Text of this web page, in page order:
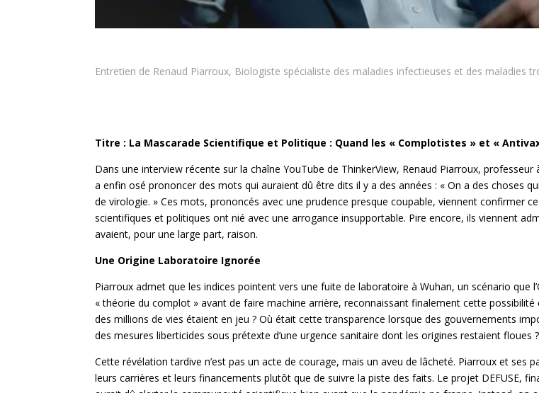
Entretien de Renaud Piarroux, Biologiste spécialiste des maladies infectieuses et des maladies
Titre : La Mascarade Scientifique et Politique : Quand les « Complotistes » et «
Dans une interview récente sur la chaîne YouTube de ThinkerView, Renaud Piarroux, professeur
a enfin osé prononcer des mots qui auraient dû être dits il y a des années : « On a des choses
de virologie. » Ces mots, prononcés avec une prudence presque coupable, viennent confirmer
scientifiques et politiques ont nié avec une arrogance insupportable. Pire encore, ils viennent
avaient, pour une large part, raison.
Une Origine Laboratoire Ignorée
Piarroux admet que les indices pointent vers une fuite de laboratoire à Wuhan, un scénario que
« théorie du complot » avant de faire machine arrière, reconnaissant finalement cette
des millions de vies étaient en jeu ? Où était cette transparence lorsque des gouvernements
des mesures liberticides sous prétexte d’une urgence sanitaire dont les origines restaient floues ?
Cette révélation tardive n’est pas un acte de courage, mais un aveu de lâcheté. Piarroux et
leurs carrières et leurs financements plutôt que de suivre la piste des faits. Le projet DEFUSE,